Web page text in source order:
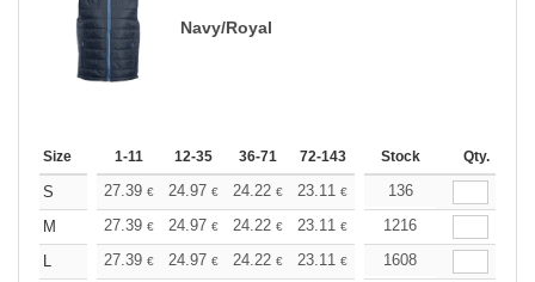
Navy/Royal
Size 1-11 12-35 36-71 72-143 144-287 288 +
Stock Qty.
S 27.39 € 24.97 € 24.22 € 23.11 € 21.80€
136
M
27.39 € 24.97 € 24.22 € 23.11 € 21.80€
1216
L
27.39 € 24.97 € 24.22 € 23.11 € 21.80€
1608